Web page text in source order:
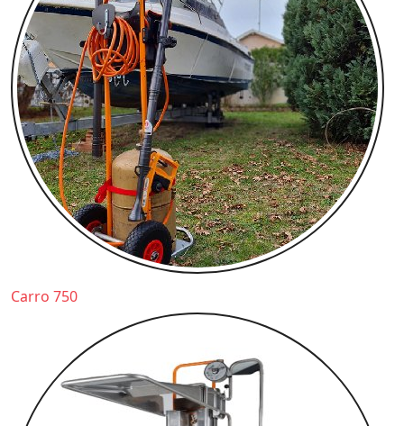
Carro 750